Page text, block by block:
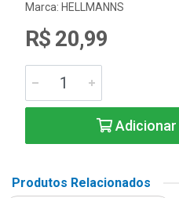
Marca: HELLMANNS
R$ 20,99
Produtos Relacionados